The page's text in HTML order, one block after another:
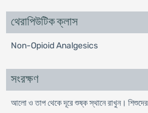
থেরাপিউটিক ক্লাস
Non-Opioid Analgesics
সংরক্ষণ
আলো ও তাপ থেকে দূরে শুষ্ক স্থানে রাখুন। শিশুদের